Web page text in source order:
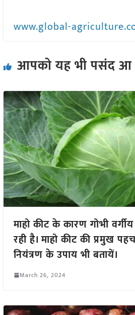
www.global-
आपको यह भी पसंद आ
माहो कीट के कारण गोभी
रही है। माहो कीट की प्रमुख
नियंत्रण के उपाय भी बतायें।
March 26, 2024